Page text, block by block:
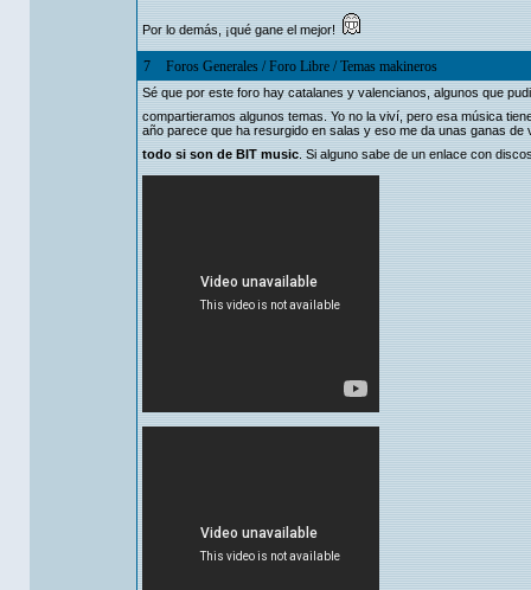
Por lo demás, ¡qué gane el mejor!
7 Foros Generales/Foro Libre/Temas makineros
Sé que por este foro hay catalanes y valencianos, algunos que
compartieramos algunos temas. Yo no la viví, pero esa música
año parece que ha resurgido en salas y eso me da unas ganas
todo si son de BIT music. Si alguno sabe de un enlace con